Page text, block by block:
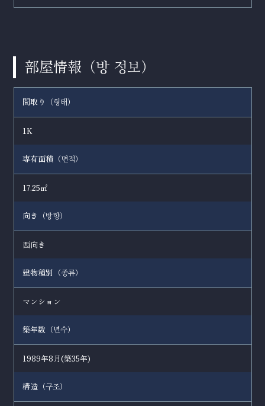
部屋情報（방 정보）
間取り（형태 ）
1K
専有面積（면적）
17.25㎡
向き（방향）
西向き
建物種別（종류）
マンション
築年数（년수）
1989年8月(築35年)
構造（구조）